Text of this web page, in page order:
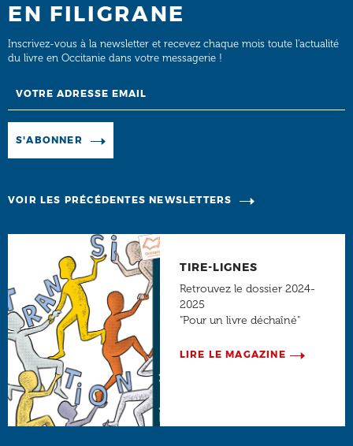
EN FILIGRANE
Inscrivez-vous à la newsletter et recevez chaque mois toute l’actualité
du livre en Occitanie dans votre messagerie !
S'ABONNER
VOIR LES PRÉCÉDENTES NEWSLETTERS
TIRE-LIGNES
Retrouvez le dossier 2024-
2025
"Pour un livre déchaîné"
LIRE LE MAGAZINE